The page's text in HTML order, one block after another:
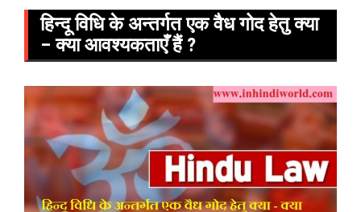
हिन्दू विधि के अन्तर्गत एक वैध गोद हेतु क्या
– क्या आवश्यकताएँ हैं ?